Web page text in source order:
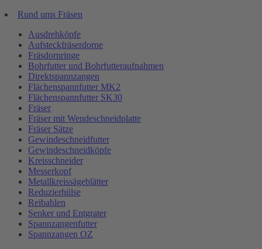
Rund ums Fräsen
Ausdrehköpfe
Aufsteckfräserdorne
Fräsdornringe
Bohrfutter und Bohrfutteraufnahmen
Direktspannzangen
Flächenspannfutter MK2
Flächenspannfutter SK30
Fräser
Fräser mit Wendeschneidplatte
Fräser Sätze
Gewindeschneidfutter
Gewindeschneidköpfe
Kreisschneider
Messerkopf
Metallkreissägeblätter
Reduzierhülse
Reibahlen
Senker und Entgrater
Spannzangenfutter
Spannzangen OZ